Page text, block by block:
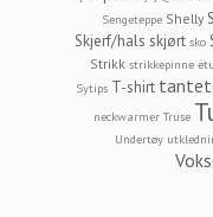
Sengeteppe Shelly
Skjerf/hals skjørt sko
Strikk strikkepinne
Sytips T-shirt
neckwarmer Truse
Undertøy